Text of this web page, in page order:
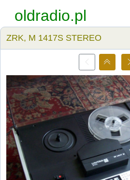
oldradio.pl
ZRK, M 1417S STEREO